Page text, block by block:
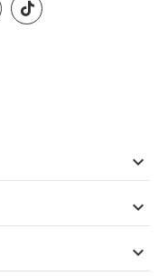


